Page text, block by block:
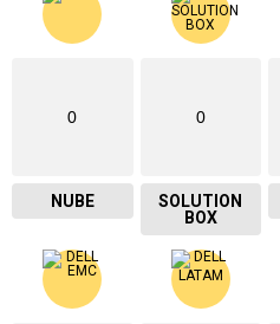
0
NUBE
0
SOLUTION
BOX